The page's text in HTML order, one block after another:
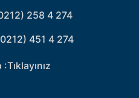
258 4 274
451 4 274